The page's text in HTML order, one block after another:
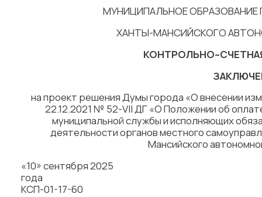
МУНИЦИПАЛЬНОЕ ОБРАЗОВАНИЕ
ХАНТЫ-МАНСИЙСКОГО
на проект решения Думы города «О внесении
22.12.2021 № 52-VII ДГ «О Положении об
муниципальной службы и исполняющих
деятельности органов местного
Мансийского
«10» сентября 2025
КСП-01-17-60